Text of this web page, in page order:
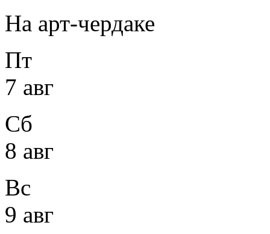
На арт-чердаке
Пт
7 авг
Сб
8 авг
Вс
9 авг